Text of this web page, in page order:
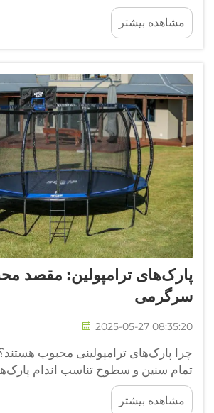
تمرینات ترامپلینی در واقع برای مفاصل
هستند، که این امر احساس ضربه‌ای که
معمولی به دست می‌آید را کاهش می‌دهد.
مشاهده بیشتر
پارک‌های ترامپولین: مقصد
سرگرمی
2025-05-27 08:35:20
چرا پارک‌های ترامپولینی محبوب
تمام سنین و سطوح تناسب اندام
جدید هستند و جذابیت گسترده‌ای برای
گروه‌های سنی دارند و فعالیت‌هایی برای
مشاهده بیشتر